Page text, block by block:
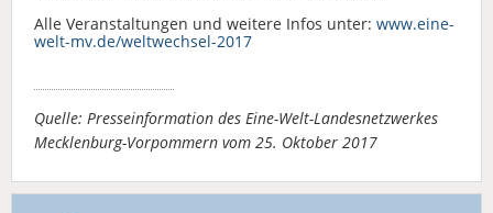
Alle Veranstaltungen und weitere Infos unter: www.eine-
welt-mv.de/weltwechsel-2017
Quelle: Presseinformation des Eine-Welt-Landesnetzwerkes
Mecklenburg-Vorpommern vom 25. Oktober 2017